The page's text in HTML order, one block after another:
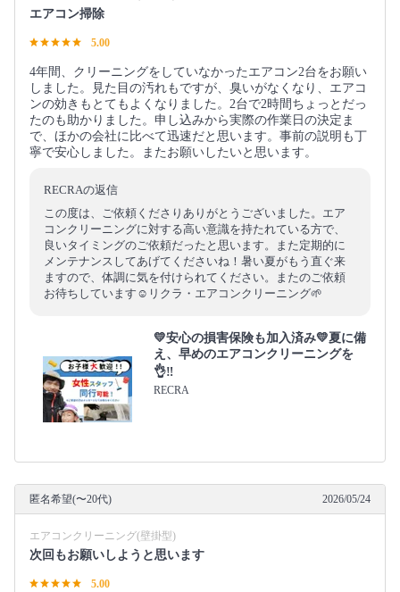
エアコン掃除
5.00
4年間、クリーニングをしていなかったエアコン2台をお願い
しました。見た目の汚れもですが、臭いがなくなり、エアコ
ンの効きもとてもよくなりました。2台で2時間ちょっとだっ
たのも助かりました。申し込みから実際の作業日の決定ま
で、ほかの会社に比べて迅速だと思います。事前の説明も丁
寧で安心しました。またお願いしたいと思います。
RECRAの返信
この度は、ご依頼くださりありがとうございました。エア
コンクリーニングに対する高い意識を持たれている方で、
良いタイミングのご依頼だったと思います。また定期的に
メンテナンスしてあげてくださいね！暑い夏がもう直ぐ来
ますので、体調に気を付けられてください。またのご依頼
お待ちしています☺️リクラ・エアコンクリーニング🌱
💛安心の損害保険も加入済み💛夏に備
え、早めのエアコンクリーニングを
👌‼️
RECRA
匿名希望(〜20代) 2026/05/24
エアコンクリーニング(壁掛型)
次回もお願いしようと思います
5.00